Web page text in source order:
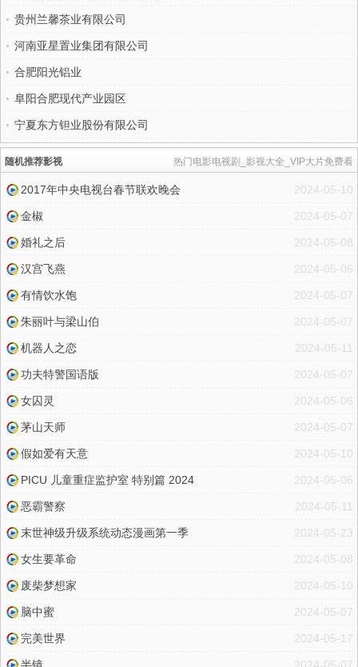
贵州兰馨茶业有限公司
河南亚星置业集团有限公司
合肥阳光铝业
阜阳合肥现代产业园区
宁夏东方钽业股份有限公司
热门电影电视剧_影视大全_VIP大片免费看
随机推荐影视
2024-05-10
2017年中央电视台春节联欢晚会
2024-05-07
金椒
2024-05-08
婚礼之后
2024-05-06
汉宫飞燕
2024-05-07
有情饮水饱
2024-05-07
朱丽叶与梁山伯
2024-05-11
机器人之恋
2024-05-07
功夫特警国语版
2024-05-06
女囚灵
2024-05-07
茅山天师
2024-05-10
假如爱有天意
2024-05-06
PICU 儿童重症监护室 特别篇 2024
2024-05-11
恶霸警察
2024-05-23
末世神级升级系统动态漫画第一季
2024-05-08
女生要革命
2024-05-10
废柴梦想家
2024-05-07
脑中蜜
2024-05-17
完美世界